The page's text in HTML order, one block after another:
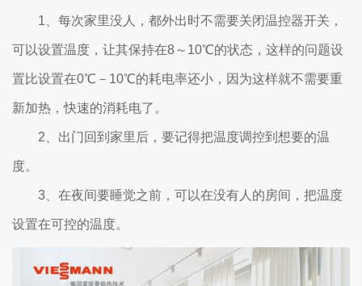
1、每次家里没人，都外出时不需要关闭温控器开关，
可以设置温度，让其保持在8～10℃的状态，这样的问题设
置比设置在0℃－10℃的耗电率还小，因为这样就不需要重
新加热，快速的消耗电了。
2、出门回到家里后，要记得把温度调控到想要的温
度。
3、在夜间要睡觉之前，可以在没有人的房间，把温度
设置在可控的温度。